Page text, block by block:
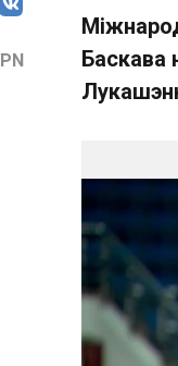
Баскава